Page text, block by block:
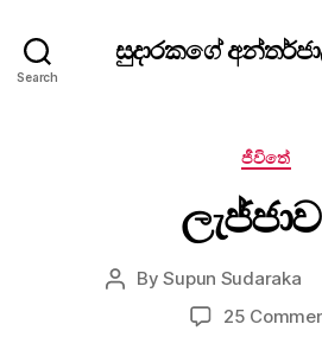
Search
සුදාරකගේ
ජීවිතේ
PostBySupun Sudaraka
25